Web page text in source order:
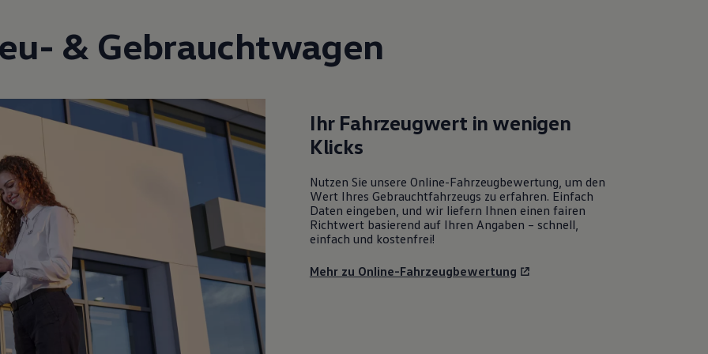
& Gebrauchtwagen
Ihr Fahrzeugwert in wenigen
Klicks
Nutzen Sie unsere Online-Fahrzeugbewertung, um den
Wert Ihres Gebrauchtfahrzeugs zu erfahren. Einfach
Daten eingeben, und wir liefern Ihnen einen fairen
Richtwert basierend auf Ihren Angaben – schnell,
einfach und kostenfrei!
Mehr zu Online-Fahrzeugbewertung